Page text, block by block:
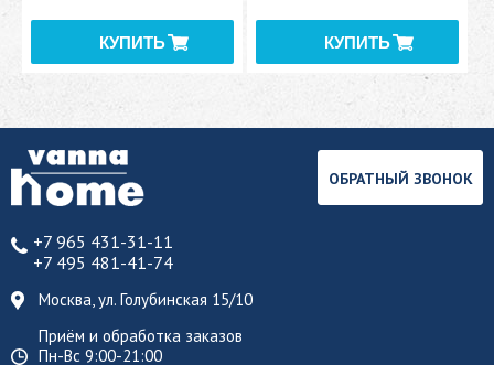
+7 965 431-31-11
+7 495 481-41-74
Москва, ул. Голубинская 15/10
Приём и обработка заказов
Пн-Вс 9:00-21:00
ОБРАТНЫЙ ЗВОНОК